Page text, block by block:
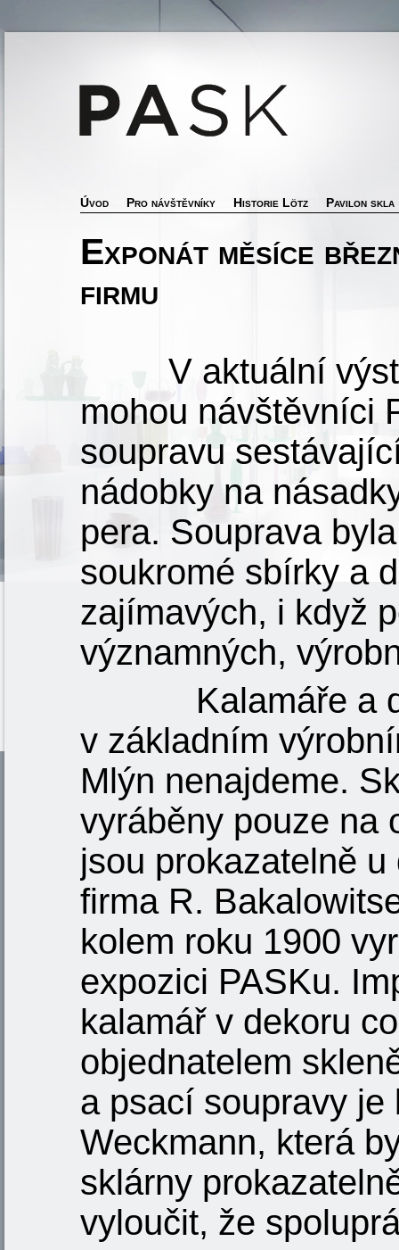
Úvod Pro návštěvníky Historie Lötz Pavilon skla
Exponát měsíce
firmu
V aktuální
mohou návštěvníci
soupravu
nádobky na
pera. Souprava
soukromé sbírky a
zajímavých, i když
významných,
Kalamáře a
v základním
Mlýn nenajdeme.
vyráběny pouze na
jsou prokazatelně
firma R.
kolem roku 1900
expozici PASKu.
kalamář v dekoru
objednatelem
a psací soupravy
Weckmann, která
sklárny
vyloučit, že